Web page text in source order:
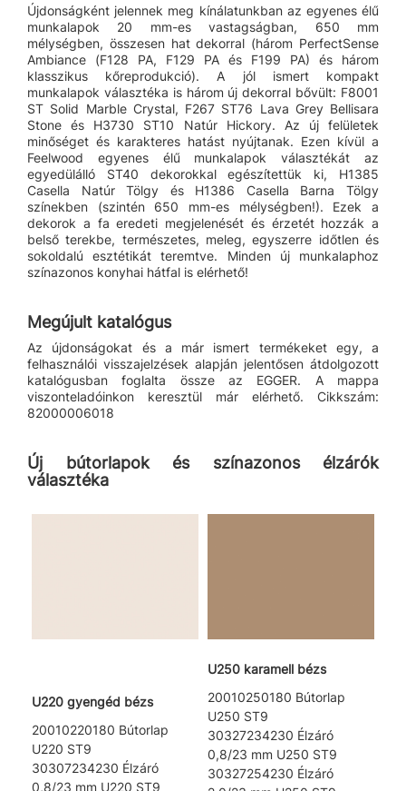
Újdonságként jelennek meg kínálatunkban az egyenes élű
munkalapok 20 mm-es vastagságban, 650 mm
mélységben, összesen hat dekorral (három PerfectSense
Ambiance (F128 PA, F129 PA és F199 PA) és három
klasszikus kőreprodukció). A jól ismert kompakt
munkalapok választéka is három új dekorral bővült: F8001
ST Solid Marble Crystal, F267 ST76 Lava Grey Bellisara
Stone és H3730 ST10 Natúr Hickory. Az új felületek
minőséget és karakteres hatást nyújtanak. Ezen kívül a
Feelwood egyenes élű munkalapok választékát az
egyedülálló ST40 dekorokkal egészítettük ki, H1385
Casella Natúr Tölgy és H1386 Casella Barna Tölgy
színekben (szintén 650 mm-es mélységben!). Ezek a
dekorok a fa eredeti megjelenését és érzetét hozzák a
belső terekbe, természetes, meleg, egyszerre időtlen és
sokoldalú esztétikát teremtve. Minden új munkalaphoz
színazonos konyhai hátfal is elérhető!
Megújult katalógus
Az újdonságokat és a már ismert termékeket egy, a
felhasználói visszajelzések alapján jelentősen átdolgozott
katalógusban foglalta össze az EGGER. A mappa
viszonteladóinkon keresztül már elérhető. Cikkszám:
82000006018
Új bútorlapok és színazonos élzárók
választéka
U220 gyengéd bézs
20010220180 Bútorlap
U220 ST9
30307234230 Élzáró
0,8/23 mm U220 ST9
U250 karamell bézs
20010250180 Bútorlap
U250 ST9
30327234230 Élzáró
0,8/23 mm U250 ST9
30327254230 Élzáró